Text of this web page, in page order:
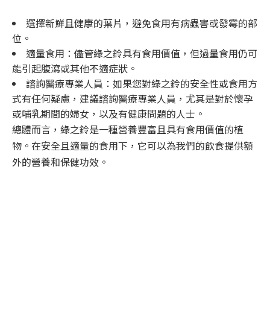
選擇新鮮且健康的葉片，避免食用有病蟲害或發霉的部
位。
適量食用：儘管綠之鈴具有食用價值，但過量食用仍可
能引起腹瀉或其他不適症狀。
諮詢醫療專業人員：如果您對綠之鈴的安全性或食用方
式有任何疑慮，建議諮詢醫療專業人員，尤其是對於懷孕
或哺乳期間的婦女，以及有健康問題的人士。
總體而言，綠之鈴是一種營養豐富且具有食用價值的植
物。在安全且適量的食用下，它可以為我們的飲食提供額
外的營養和保健功效。